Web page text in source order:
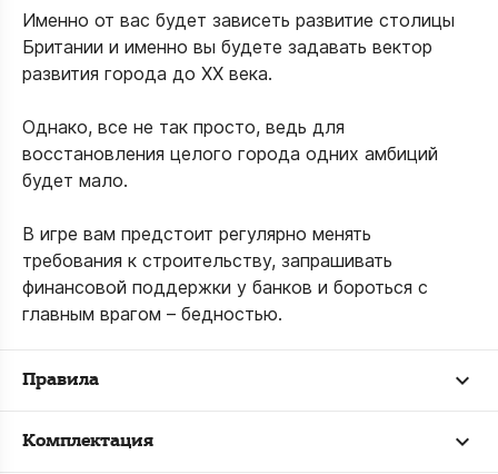
Именно от вас будет зависеть развитие столицы
Британии и именно вы будете задавать вектор
развития города до ХХ века.
Однако, все не так просто, ведь для
восстановления целого города одних амбиций
будет мало.
В игре вам предстоит регулярно менять
требования к строительству, запрашивать
финансовой поддержки у банков и бороться с
главным врагом – бедностью.
Правила
Комплектация